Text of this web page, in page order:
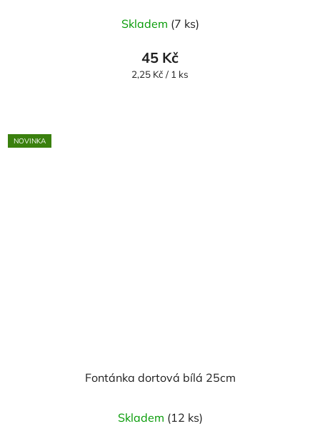
Skladem (7 ks)
45 Kč
Měrná
2,25 Kč / 1 ks
NOVINKA
Fontánka dortová bílá 25cm
Skladem (12 ks)